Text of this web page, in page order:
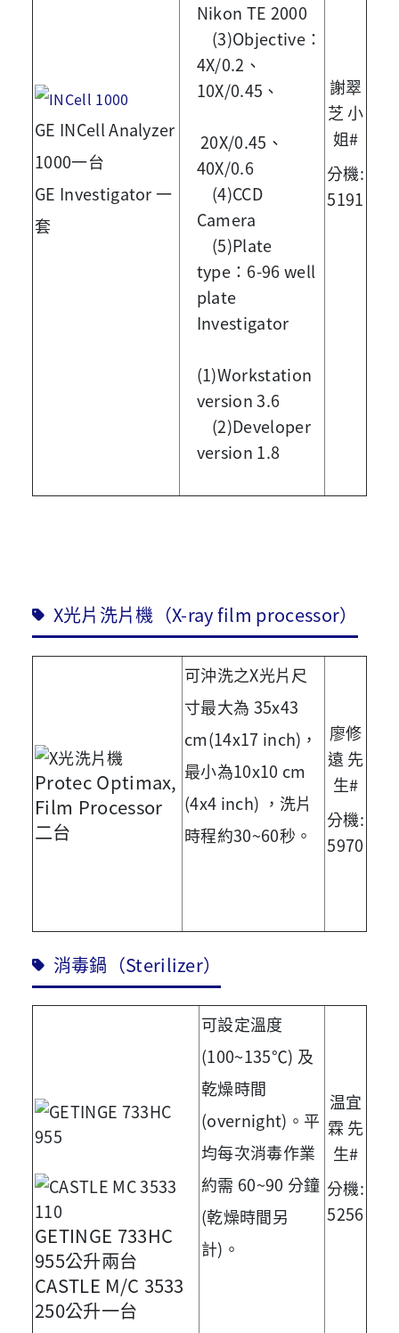
GE INCell Analyzer
1000一台
GE Investigator 一
套
Nikon TE 2000
(3)Objective：
4X/0.2、
10X/0.45、
20X/0.45、
40X/0.6
(4)CCD
Camera
(5)Plate
type：6-96 well
plate
Investigator
(1)Workstation
version 3.6
(2)Developer
version 1.8
謝翠
芝 小
姐#
分機:
5191
X光片洗片機（X-ray film processor）
Protec Optimax,
Film Processor
二台
可沖洗之X光片尺
寸最大為 35x43
cm(14x17 inch) ，
最小為10x10 cm
(4x4 inch) ， 洗片
時程約30~60秒 。
廖修
遠 先
生#
分機:
5970
消毒鍋（Sterilizer）
GETINGE 733HC
955公升兩台
CASTLE M/C 3533
250公升一台
可設定溫度
(100~135℃) 及
乾燥時間
(overnight)。 平
均每次消毒作業
約需 60~90 分鐘
(乾燥時間另
計) 。
温宜
霖 先
生#
分機:
5256